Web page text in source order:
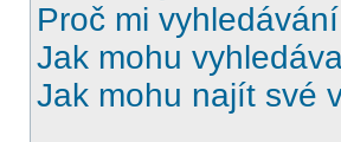
Proč mi
Jak mohu
Jak mohu najít své